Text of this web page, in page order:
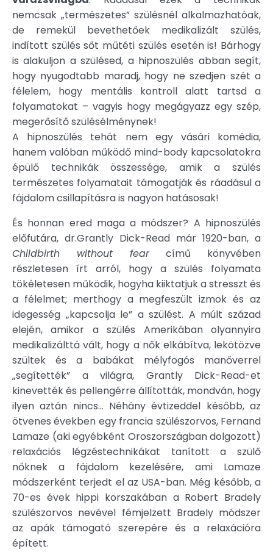
nemcsak „természetes” szülésnél alkalmazhatóak,
de remekül bevethetőek medikalizált szülés,
indított szülés sőt műtéti szülés esetén is! Bárhogy
is alakuljon a szülésed, a hipnoszülés abban segít,
hogy nyugodtabb maradj, hogy ne szedjen szét a
félelem, hogy mentális kontroll alatt tartsd a
folyamatokat – vagyis hogy megágyazz egy szép,
megerősítő szülésélménynek!
A hipnoszülés tehát nem egy vásári komédia,
hanem valóban működő mind-body kapcsolatokra
épülő technikák összessége, amik a szülés
természetes folyamatait támogatják és ráadásul a
fájdalom csillapításra is nagyon hatásosak!
És honnan ered maga a módszer? A hipnoszülés
előfutára, dr.Grantly Dick-Read már 1920-ban, a
Childbirth without fearcímű könyvében
részletesen írt arról, hogy a szülés folyamata
tökéletesen működik, hogyha kiiktatjuk a stresszt és
a félelmet; merthogy a megfeszült izmok és az
idegesség „kapcsolja le” a szülést. A múlt század
elején, amikor a szülés Amerikában olyannyira
medikalizálttá vált, hogy a nők elkábítva, lekötözve
szültek és a babákat mélyfogós manőverrel
„segítették” a világra, Grantly Dick-Read-et
kinevették és pellengérre állították, mondván, hogy
ilyen aztán nincs... Néhány évtizeddel később, az
ötvenes években egy francia szülészorvos, Fernand
Lamaze (aki egyébként Oroszországban dolgozott)
relaxációs légzéstechnikákat tanított a szülő
nőknek a fájdalom kezelésére, ami Lamaze
módszerként terjedt el az USA-ban. Még később, a
70-es évek hippi korszakában a Robert Bradely
szülészorvos nevével fémjelzett Bradely módszer
az apák támogató szerepére és a relaxációra
épített.